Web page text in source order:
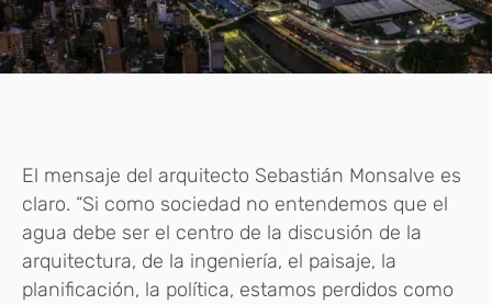
El mensaje del arquitecto Sebastián Monsalve es
claro. “Si como sociedad no entendemos que el
agua debe ser el centro de la discusión de la
arquitectura, de la ingeniería, el paisaje, la
planificación, la política, estamos perdidos como